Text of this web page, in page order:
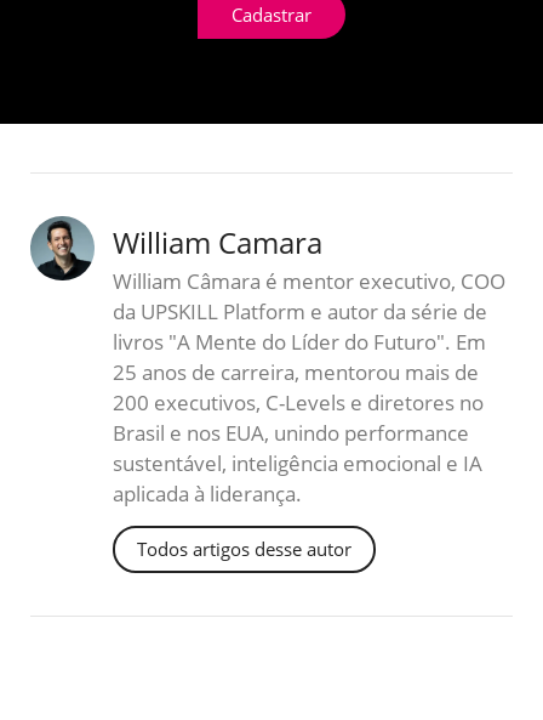
Cadastrar
William Camara
William Câmara é mentor executivo, COO
da UPSKILL Platform e autor da série de
livros "A Mente do Líder do Futuro". Em
25 anos de carreira, mentorou mais de
200 executivos, C-Levels e diretores no
Brasil e nos EUA, unindo performance
sustentável, inteligência emocional e IA
aplicada à liderança.
Todos artigos desse autor